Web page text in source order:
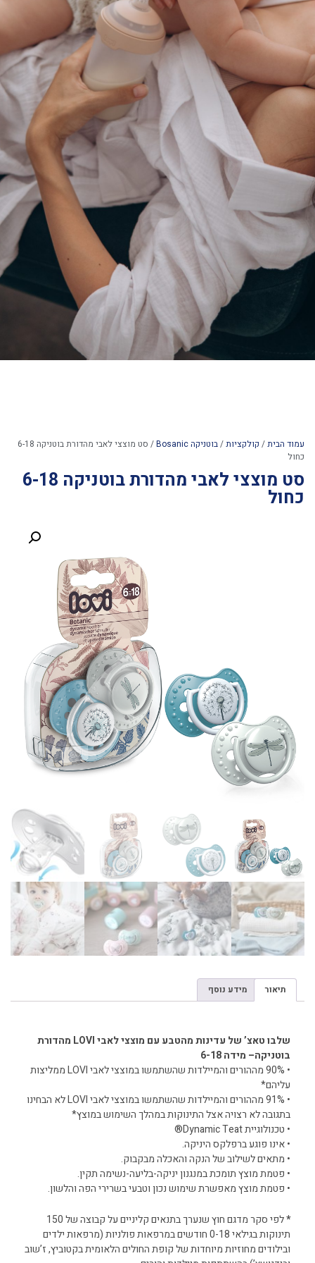
עמוד הבית/ קולקציות/בוטניקה Bosanic
/ סט מוצצי לאבי מהדורת בוטניקה 6-18
כחול
סט מוצצי לאבי מהדורת בוטניקה 6-18
כחול
תיאור מידע נוסף
שלבו טאצ’ של עדינות מהטבע עם מוצצי לאבי LOVI מהדורת
בוטניקה– מידה 6-18
• 90% מההורים והמיילדות שהשתמשו במוצצי לאבי LOVI ממליצות
עליהם*
• 91% מההורים והמיילדות שהשתמשו במוצצי לאבי LOVI לא הבחינו
בתגובה לא רצויה אצל התינוקות במהלך השימוש במוצץ*
• טכנולוגיית Dynamic Teat®
• אינו פוגע ברפלקס היניקה.
• מתאים לשילוב של הנקה והאכלה מבקבוק.
• פטמת מוצץ תומכת במנגנון יניקה-בליעה-נשימה תקין.
• פטמת מוצץ מאפשרת שימוש נכון וטבעי בשרירי הפה והלשון.
*
לפי סקר מדגם חוץ שנערך בתנאים קליניים על קבוצה של 150
תינוקות בגילאי 0-18 חודשים במרפאות פולניות (מרפאות ילדים
ובילודים מחוזיות מיוחדות של קופת החולים הלאומית בקטוביץ, ז’שוב